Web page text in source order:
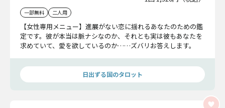
一部無料 二人用
【女性専用メニュー】進展がない恋に揺れるあなたのための鑑
定です。彼が本当は脈ナシなのか、それとも実は彼もあなたを
求めていて、愛を欲しているのか……ズバリお答えします。
日出ずる国のタロット